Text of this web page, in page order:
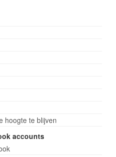
hoogte te blijven
accounts